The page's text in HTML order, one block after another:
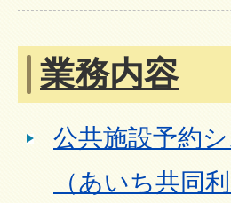
業務内容
公共施設予約
（あいち共同